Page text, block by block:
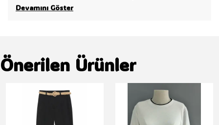
Devamını Göster
Önerilen Ürünler